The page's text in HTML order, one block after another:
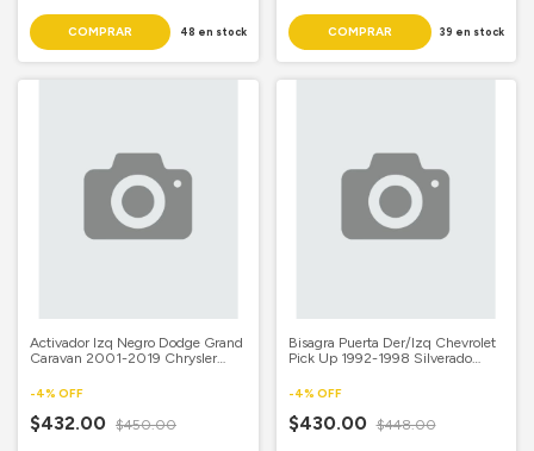
48 en stock 39 en stock
Activador Izq Negro Dodge Grand
Caravan 2001-2019 Chrysler
Dodge Voyager 2001-2019
-4% OFF
$432.00 $450.00
Bisagra Puerta Der/Izq Chevrolet
Pick Up 1992-1998 Silverado
Cheyenne 1992-1998 GMC Sierra
-4% OFF
$430.00 $448.00